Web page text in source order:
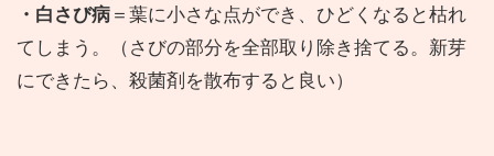
・白さび病 ＝葉に小さな点ができ、ひどくなると枯れ
てしまう。（さびの部分を全部取り除き捨てる。新芽
にできたら、殺菌剤を散布すると良い）